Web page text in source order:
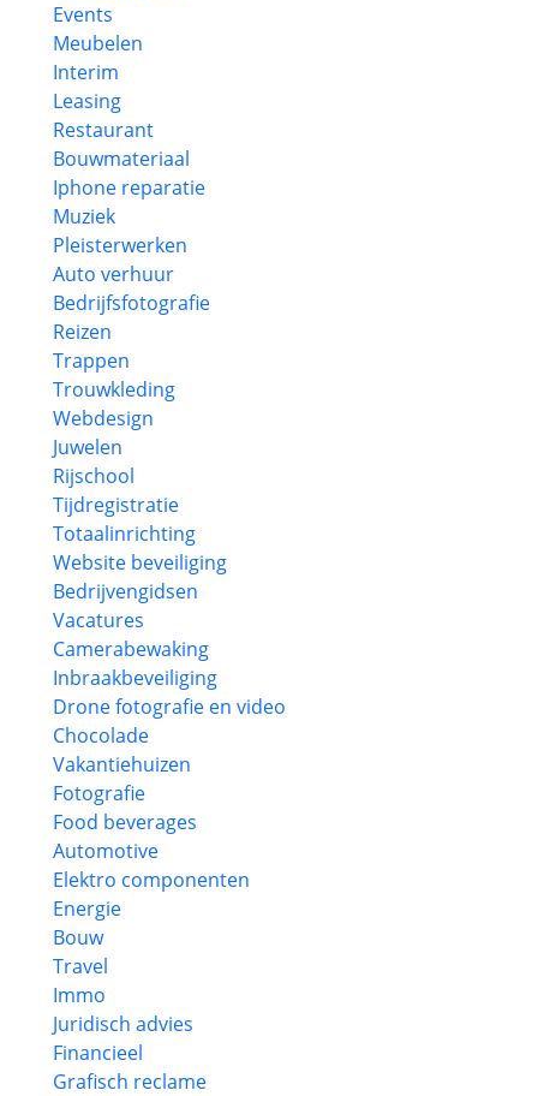
Events
Meubelen
Interim
Leasing
Restaurant
Bouwmateriaal
Iphone reparatie
Muziek
Pleisterwerken
Auto verhuur
Bedrijfsfotografie
Reizen
Trappen
Trouwkleding
Webdesign
Juwelen
Rijschool
Tijdregistratie
Totaalinrichting
Website beveiliging
Bedrijvengidsen
Vacatures
Camerabewaking
Inbraakbeveiliging
Drone fotografie en video
Chocolade
Vakantiehuizen
Fotografie
Food beverages
Automotive
Elektro componenten
Energie
Bouw
Travel
Immo
Juridisch advies
Financieel
Grafisch reclame